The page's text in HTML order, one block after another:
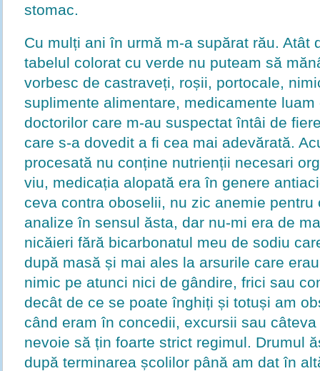
stomac.
Cu mulți ani în urmă m-a supărat rău. Atât
tabelul colorat cu verde nu puteam să
vorbesc de castraveți, roșii, portocale,
suplimente alimentare, medicamente luam
doctorilor care m-au suspectat întâi de
care s-a dovedit a fi cea mai adevărată.
procesată nu conține nutrienții necesari
viu, medicația alopată era în genere
ceva contra oboselii, nu zic anemie pentru
analize în sensul ăsta, dar nu-mi era de
nicăieri fără bicarbonatul meu de sodiu
după masă și mai ales la arsurile care
nimic pe atunci nici de gândire, frici sau
decât de ce se poate înghiți și totuși am
când eram în concedii, excursii sau
nevoie să țin foarte strict regimul. Drumul
după terminarea școlilor până am dat în